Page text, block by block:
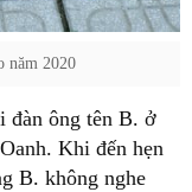
năm 2020
đàn ông tên B. ở
Khi đến hẹn
B. không nghe